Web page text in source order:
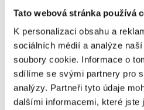
Tato webová stránka používá
K personalizaci obsahu a
sociálních médií a analýze
soubory cookie. Informace o
sdílíme se svými partnery pro
analýzy. Partneři tyto údaje
dalšími informacemi, které jste
cena
49 000 Kč